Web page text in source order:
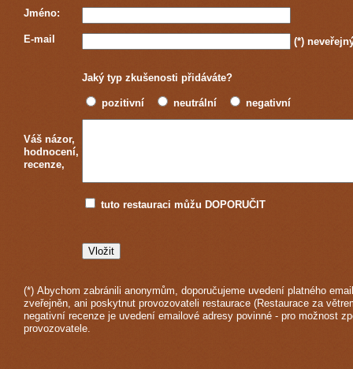
Jméno:
E-mail (*)
Jaký typ zkušenosti přidáváte?
pozitivní neutrální negativní
Váš názor,
hodnocení,
recenze,
tuto restauraci můžu DOPORUČIT
(*) Abychom zabránili anonymům, doporučujeme uvedení platného
zveřejněn, ani poskytnut provozovateli restaurace (Restaurace za
negativní recenze je uvedení emailové adresy povinné - pro možnost
provozovatele.